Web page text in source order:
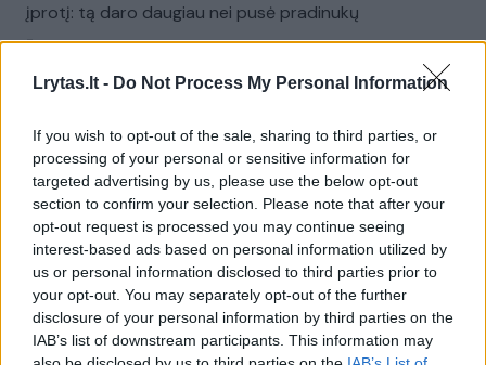
Lrytas.lt - Do Not Process My Personal Information
If you wish to opt-out of the sale, sharing to third parties, or
processing of your personal or sensitive information for
targeted advertising by us, please use the below opt-out
section to confirm your selection. Please note that after your
opt-out request is processed you may continue seeing
interest-based ads based on personal information utilized by
us or personal information disclosed to third parties prior to
your opt-out. You may separately opt-out of the further
disclosure of your personal information by third parties on the
IAB’s list of downstream participants. This information may
įprotį: tą daro daugiau nei pusė pradinukų
Žinios | Lietuvos diena
Žiūrimiausi įrašai
00:00:30
Vaizdai iš tragiškos avarijos Vilniaus r.: dviejų moterų ir
vaiko gyvybių išgelbėti nepavyko
Žinios | Lietuvos diena